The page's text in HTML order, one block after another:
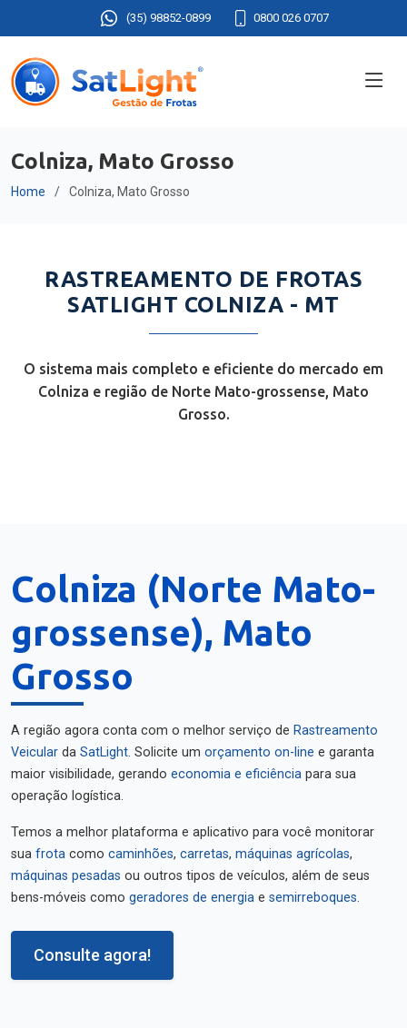
(35) 98852-0899 0800 026 0707
Colniza, Mato Grosso
Home Colniza, Mato Grosso
RASTREAMENTO DE FROTAS
SATLIGHT COLNIZA - MT
O sistema mais completo e eficiente do mercado em
Colniza e região de Norte Mato-grossense, Mato
Grosso.
Colniza (Norte Mato-
grossense), Mato
Grosso
A região agora conta com o melhor serviço de Rastreamento
Veicular da SatLight. Solicite um orçamento on-line e garanta
maior visibilidade, gerando economia e eficiência para sua
operação logística.
Temos a melhor plataforma e aplicativo para você monitorar
sua frota como caminhões, carretas, máquinas agrícolas,
máquinas pesadas ou outros tipos de veículos, além de seus
bens-móveis como geradores de energia e semirreboques.
Consulte agora!